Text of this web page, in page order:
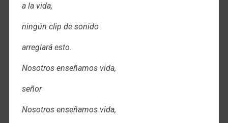
a la vida,
ningún clip de sonido
arreglará esto.
Nosotros enseñamos vida,
señor
Nosotros enseñamos vida,